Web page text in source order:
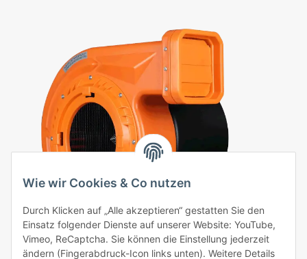
Wie wir Cookies & Co nutzen
Durch Klicken auf „Alle akzeptieren“ gestatten Sie den
Einsatz folgender Dienste auf unserer Website: YouTube,
Vimeo, ReCaptcha. Sie können die Einstellung jederzeit
ändern (Fingerabdruck-Icon links unten). Weitere Details
Hüpfburg Gebläse Huawei 1,1 kW